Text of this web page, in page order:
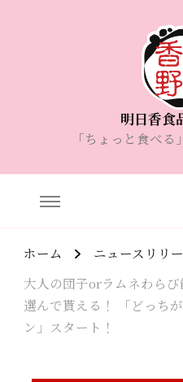
明日香食
「ちょっと食べ
ホーム
ニュースリリ
大人の団子orラムネわら
選んで貰える！ 「どっち
ン」スタート！